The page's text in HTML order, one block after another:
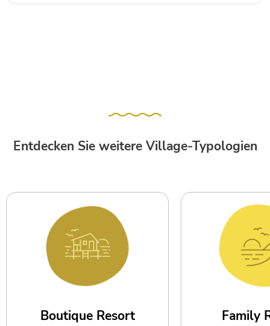
Entdecken Sie weitere Village-Typologien
Boutique Resort Family